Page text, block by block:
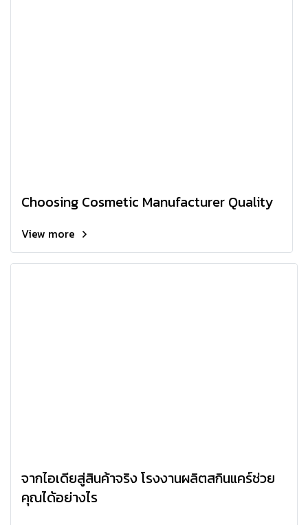
Choosing Cosmetic Manufacturer Quality
View more
จากไอเดียสู่สินค้าจริง โรงงานผลิตสกินแคร์ช่วย
คุณได้อย่างไร